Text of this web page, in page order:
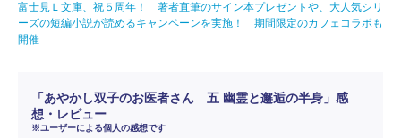
富士見Ｌ文庫、祝５周年！ 著者直筆のサイン本プレゼントや、大人気シリ
ーズの短編小説が読めるキャンペーンを実施！ 期間限定のカフェコラボも
開催
「あやかし双子のお医者さん 五 幽霊と邂逅の半身」感
想・レビュー
※ユーザーによる個人の感想です